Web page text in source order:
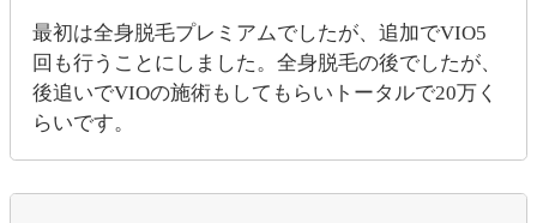
最初は全身脱毛プレミアムでしたが、追加でVIO5
回も行うことにしました。全身脱毛の後でしたが、
後追いでVIOの施術もしてもらいトータルで20万く
らいです。